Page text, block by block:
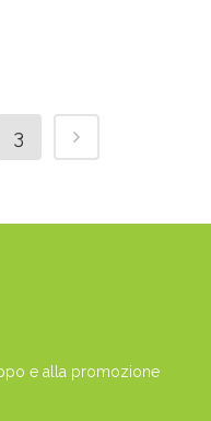
3
e alla promozione